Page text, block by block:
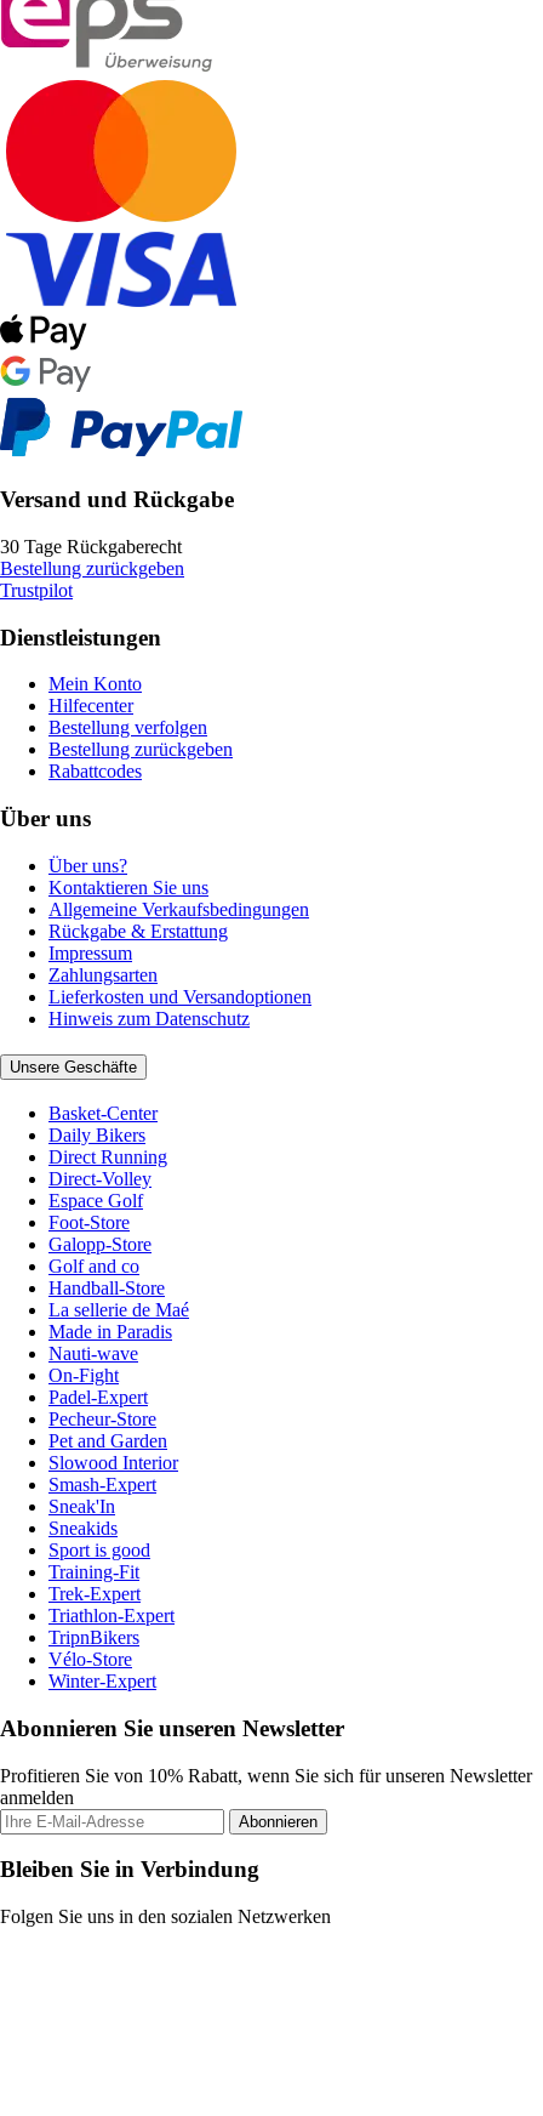
Versand und Rückgabe
30 Tage Rückgaberecht
Bestellung zurückgeben
Trustpilot
Dienstleistungen
Mein Konto
Hilfecenter
Bestellung verfolgen
Bestellung zurückgeben
Rabattcodes
Über uns
Über uns?
Kontaktieren Sie uns
Allgemeine Verkaufsbedingungen
Rückgabe & Erstattung
Impressum
Zahlungsarten
Lieferkosten und Versandoptionen
Hinweis zum Datenschutz
Unsere Geschäfte
Basket-Center
Daily Bikers
Direct Running
Direct-Volley
Espace Golf
Foot-Store
Galopp-Store
Golf and co
Handball-Store
La sellerie de Maé
Made in Paradis
Nauti-wave
On-Fight
Padel-Expert
Pecheur-Store
Pet and Garden
Slowood Interior
Smash-Expert
Sneak'In
Sneakids
Sport is good
Training-Fit
Trek-Expert
Triathlon-Expert
TripnBikers
Vélo-Store
Winter-Expert
Abonnieren Sie unseren Newsletter
Profitieren Sie von 10% Rabatt, wenn Sie sich für unseren Newsletter
anmelden
Abonnieren
Bleiben Sie in Verbindung
Folgen Sie uns in den sozialen Netzwerken